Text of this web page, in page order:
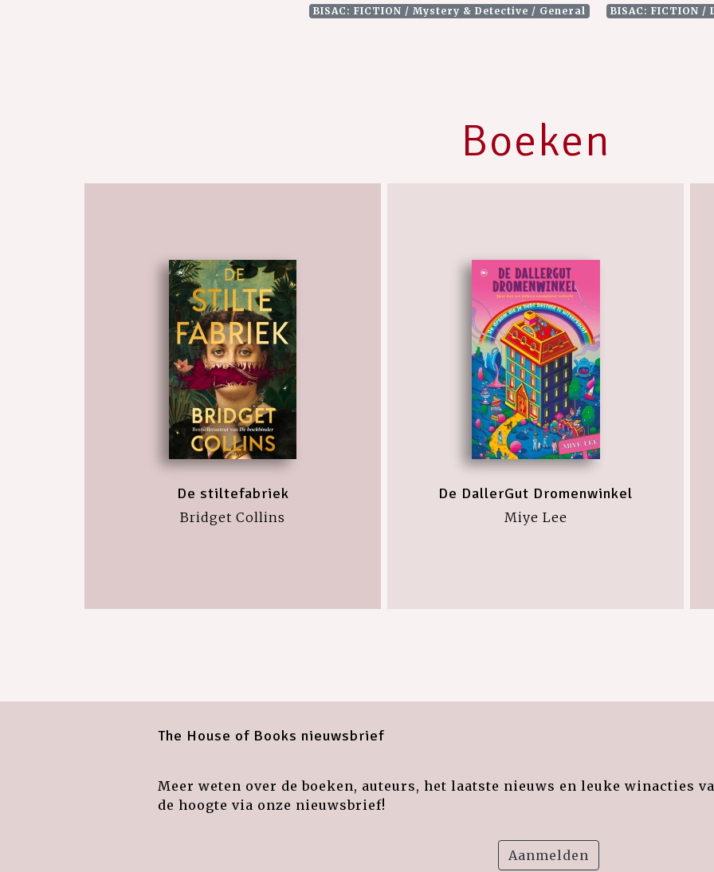
BISAC: FICTION / Mystery & Detective / General BISAC: FICTION
Boeken
De stiltefabriek
Bridget Collins
De DallerGut Dromenwinkel
Miye Lee
The House of Books nieuwsbrief
Meer weten over de boeken, auteurs, het laatste nieuws en leuke winacties
de hoogte via onze nieuwsbrief!
Aanmelden